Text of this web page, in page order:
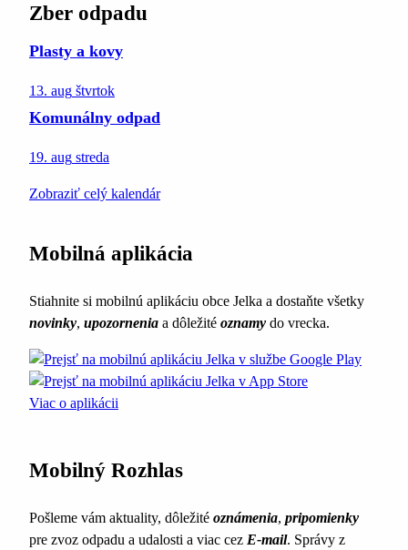
Zber odpadu
Plasty a kovy
13. aug štvrtok
Komunálny odpad
19. aug streda
Zobraziť celý kalendár
Mobilná aplikácia
Stiahnite si mobilnú aplikáciu obce Jelka a dostaňte všetky
novinky, upozornenia a dôležité oznamy do vrecka.
Viac o aplikácii
Mobilný Rozhlas
Pošleme vám aktuality, dôležité oznámenia, pripomienky
pre zvoz odpadu a udalosti a viac cez E-mail. Správy z